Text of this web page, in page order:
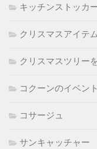
キッチンストッカ
クリスマスアイテ
クリスマスツリー
コクーンのイベン
コサージュ
サンキャッチャー